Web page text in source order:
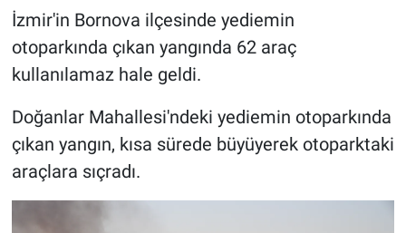
İzmir'in Bornova ilçesinde yediemin
otoparkında çıkan yangında 62 araç
kullanılamaz hale geldi.
Doğanlar Mahallesi'ndeki yediemin otoparkında
çıkan yangın, kısa sürede büyüyerek otoparktaki
araçlara sıçradı.